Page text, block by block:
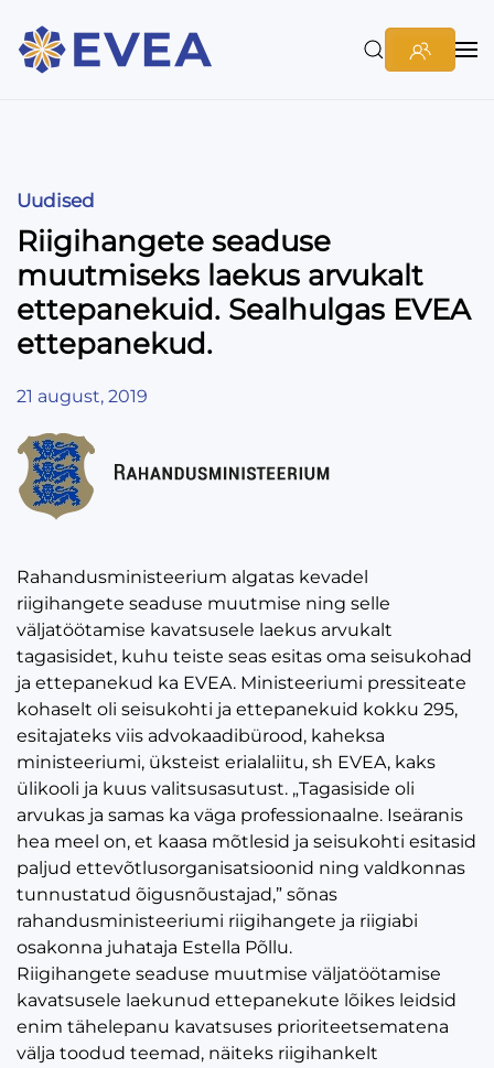
Uudised
Riigihangete seaduse
muutmiseks laekus arvukalt
ettepanekuid. Sealhulgas EVEA
ettepanekud.
21 august, 2019
Rahandusministeerium algatas kevadel
riigihangete seaduse muutmise ning selle
väljatöötamise kavatsusele laekus arvukalt
tagasisidet, kuhu teiste seas esitas oma seisukohad
ja ettepanekud ka EVEA. Ministeeriumi pressiteate
kohaselt oli seisukohti ja ettepanekuid kokku 295,
esitajateks viis advokaadibürood, kaheksa
ministeeriumi, üksteist erialaliitu, sh EVEA, kaks
ülikooli ja kuus valitsusasutust. „Tagasiside oli
arvukas ja samas ka väga professionaalne. Iseäranis
hea meel on, et kaasa mõtlesid ja seisukohti esitasid
paljud ettevõtlusorganisatsioonid ning valdkonnas
tunnustatud õigusnõustajad,” sõnas
rahandusministeeriumi riigihangete ja riigiabi
osakonna juhataja Estella Põllu.
Riigihangete seaduse muutmise väljatöötamise
kavatsusele laekunud ettepanekute lõikes leidsid
enim tähelepanu kavatsuses prioriteetsematena
välja toodud teemad, näiteks riigihankelt